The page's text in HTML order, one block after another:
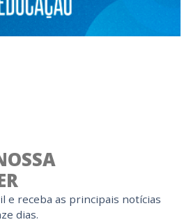
e receba as principais notícias
dias.